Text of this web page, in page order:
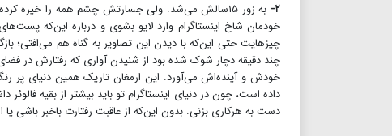
۲-
به زور ۱۵سالش می‌شد. ولی جسارتش چشم همه را خیره
خودمان شاخ اینستاگرام وارد لایو بشوی و درباره این‌که
چیزهایت حتی این‌که با دیدن این تصاویر به گناه هم می‌افتی؛
چند دقیقه دچار شوک شده بود از شنیدن آواری که رفتارش در
خودش و آینده‌اش می‌آورد. این ارمغان تاریک همین دنیای پر
داده است، چون در دنیای اینستاگرام تو باید بیشتر از بقیه
دست به هرکاری بزنی. بدون این‌که از عاقبت رفتارت باخبر باشی